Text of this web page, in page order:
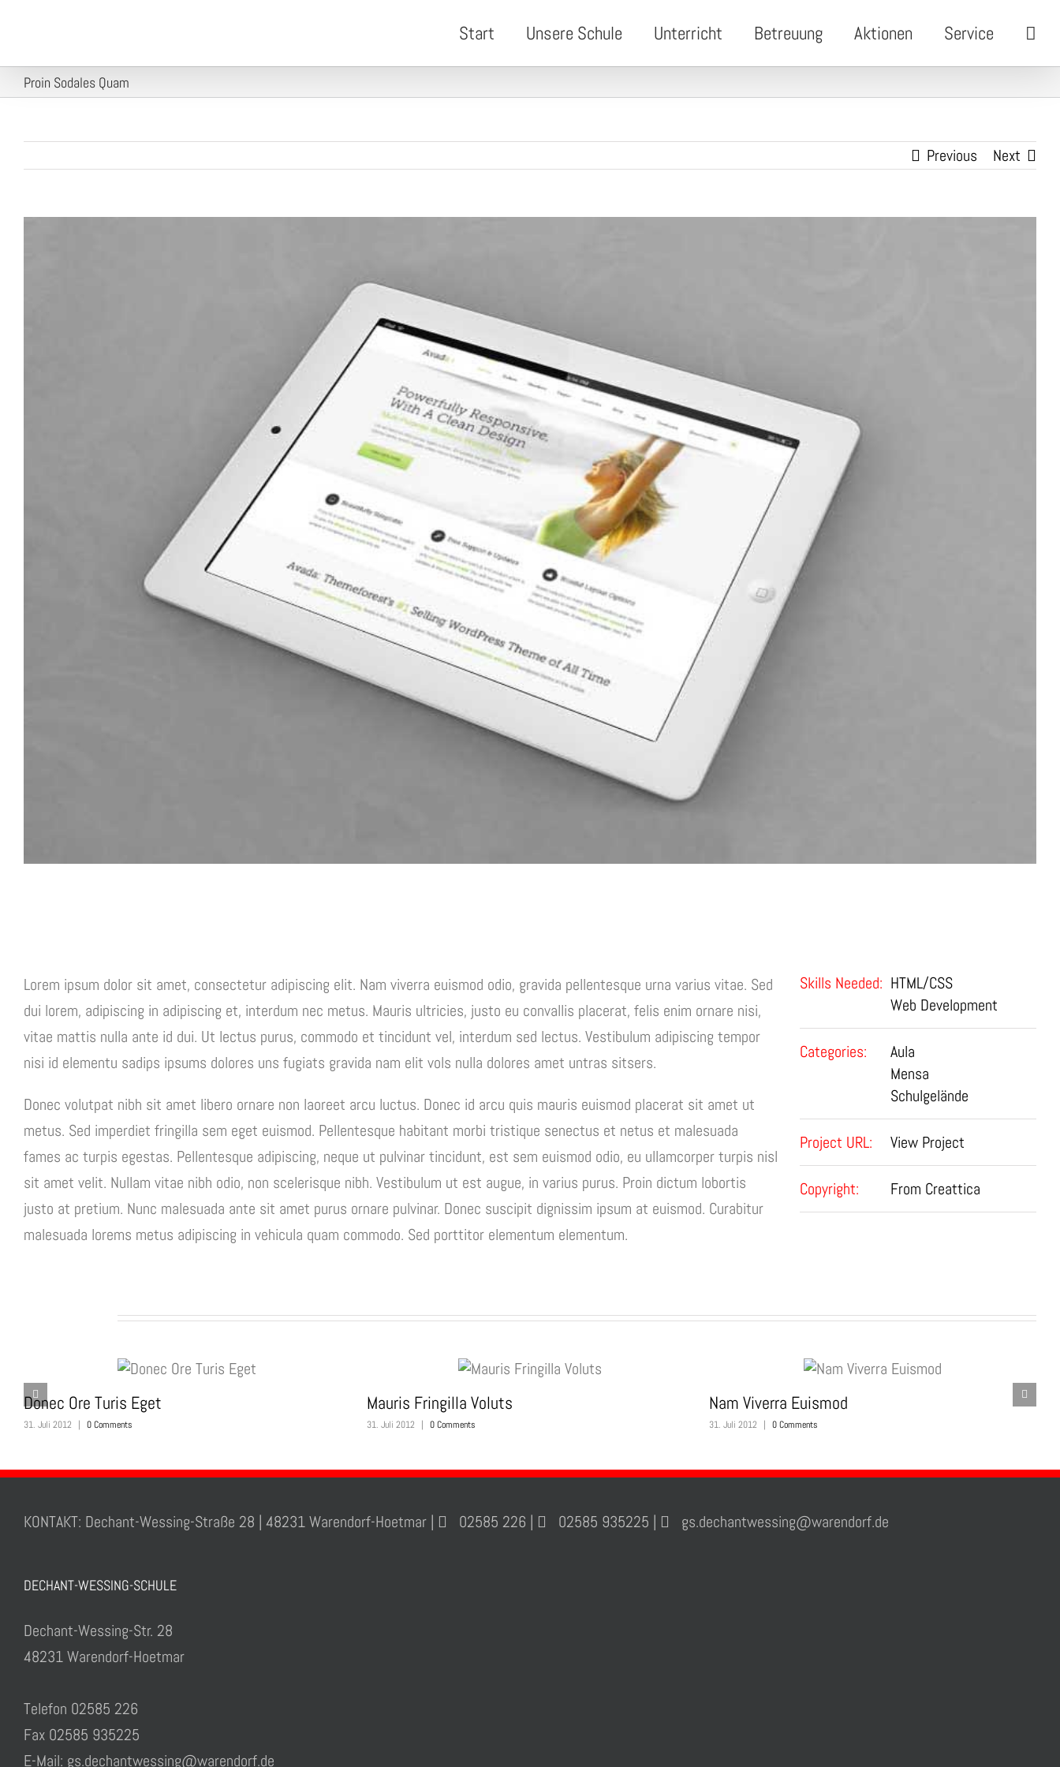
content
Start Unsere Schule Unterricht Betreuung Aktionen Service
Proin Sodales Quam
Previous Next
Lorem ipsum dolor sit amet, consectetur adipiscing elit. Nam viverra euismod odio, gravida pellentesque urna varius vitae. Sed
dui lorem, adipiscing in adipiscing et, interdum nec metus. Mauris ultricies, justo eu convallis placerat, felis enim ornare nisi,
vitae mattis nulla ante id dui. Ut lectus purus, commodo et tincidunt vel, interdum sed lectus. Vestibulum adipiscing tempor
nisi id elementu sadips ipsums dolores uns fugiats gravida nam elit vols nulla dolores amet untras sitsers.
Donec volutpat nibh sit amet libero ornare non laoreet arcu luctus. Donec id arcu quis mauris euismod placerat sit amet ut
metus. Sed imperdiet fringilla sem eget euismod. Pellentesque habitant morbi tristique senectus et netus et malesuada
fames ac turpis egestas. Pellentesque adipiscing, neque ut pulvinar tincidunt, est sem euismod odio, eu ullamcorper turpis nisl
sit amet velit. Nullam vitae nibh odio, non scelerisque nibh. Vestibulum ut est augue, in varius purus. Proin dictum lobortis
justo at pretium. Nunc malesuada ante sit amet purus ornare pulvinar. Donec suscipit dignissim ipsum at euismod. Curabitur
malesuada lorems metus adipiscing in vehicula quam commodo. Sed porttitor elementum elementum.
Skills Needed: HTML/CSS
Web Development
Categories:
Aula
Mensa
Schulgelände
Project URL: View Project
Copyright: From Creattica
Donec Ore Turis Eget
31. Juli 2012 | 0 Comments
Mauris Fringilla Voluts
31. Juli 2012 | 0 Comments
Nam Viverra Euismod
31. Juli 2012 | 0 Comments
KONTAKT: Dechant-Wessing-Straße 28 | 48231 Warendorf-Hoetmar | 02585 226 | 02585 935225 | gs.dechantwessing@warendorf.de
DECHANT-WESSING-SCHULE
Dechant-Wessing-Str. 28
48231 Warendorf-Hoetmar
Telefon 02585 226
Fax 02585 935225
E-Mail: gs.dechantwessing@warendorf.de